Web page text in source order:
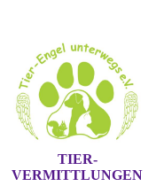
TIER-
VERMITTLUNGEN